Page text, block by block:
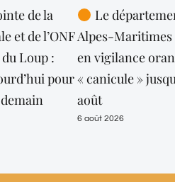
Le département des
Alpes-Maritimes maintenu
en vigilance orange
« canicule » jusqu’au lundi 10
août
1